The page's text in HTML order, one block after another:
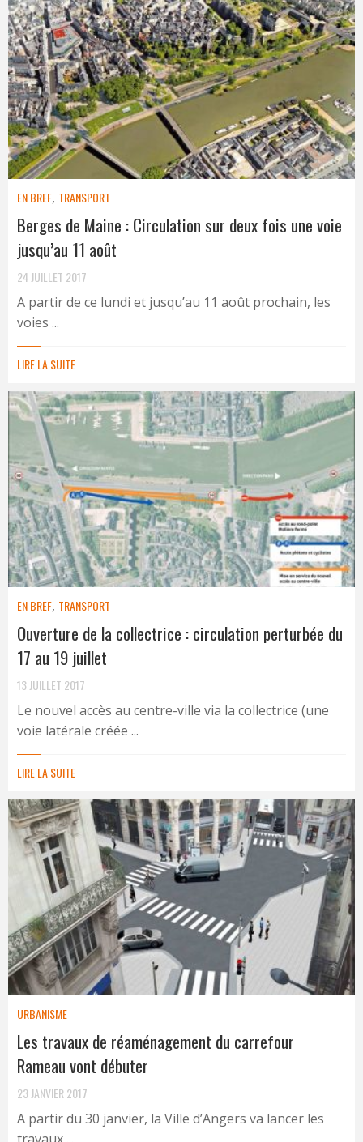
EN BREF, TRANSPORT
Berges de Maine : Circulation sur deux fois une voie
jusqu’au 11 août
24 JUILLET 2017
A partir de ce lundi et jusqu’au 11 août prochain, les
voies ...
LIRE LA SUITE
EN BREF, TRANSPORT
Ouverture de la collectrice : circulation perturbée du
17 au 19 juillet
13 JUILLET 2017
Le nouvel accès au centre-ville via la collectrice (une
voie latérale créée ...
LIRE LA SUITE
URBANISME
Les travaux de réaménagement du carrefour
Rameau vont débuter
23 JANVIER 2017
A partir du 30 janvier, la Ville d’Angers va lancer les
travaux ...